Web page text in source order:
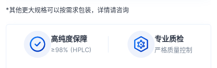
*其他更大规格可以按需求包装，详情请咨询
高纯度保障
≥98% (HPLC)
专业质检
严格质量控制